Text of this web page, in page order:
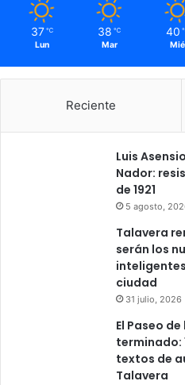
37 ℃
Lun
38 ℃
Mar
40
Mié
Reciente
Luis
Nador:
de 1921
5 agosto,
Talavera
serán los
ciudad
31 julio, 2026
El Paseo
terminado:
textos de
Talavera